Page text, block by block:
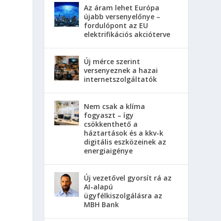
Az áram lehet Európa
újabb versenyelőnye –
fordulópont az EU
elektrifikációs akcióterve
Új mérce szerint
versenyeznek a hazai
internetszolgáltatók
Nem csak a klíma
fogyaszt – így
csökkenthető a
háztartások és a kkv-k
digitális eszközeinek az
energiaigénye
Új vezetővel gyorsít rá az
AI-alapú
ügyfélkiszolgálásra az
MBH Bank